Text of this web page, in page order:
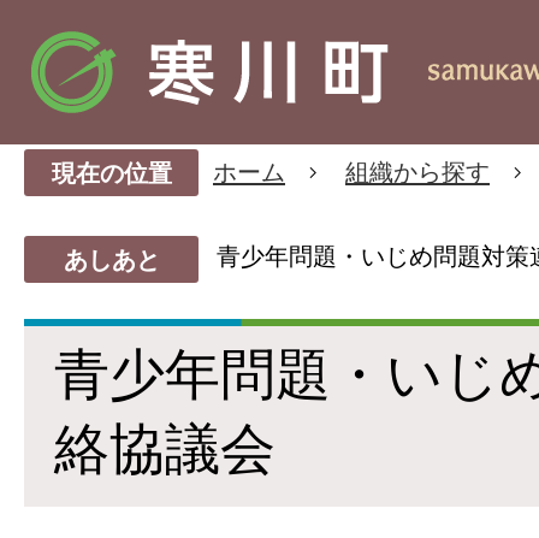
現在の位置 ホーム 組織から探す
あしあと 青少年問題・いじめ問題対策
青少年問題・いじ
絡協議会